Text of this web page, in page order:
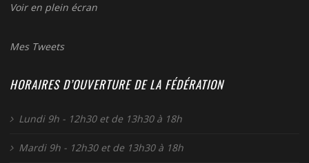
Voir en plein écran
Mes Tweets
HORAIRES D’OUVERTURE DE LA FÉDÉRATION
Lundi 9h - 12h30 et de 13h30 à 18h
Mardi 9h - 12h30 et de 13h30 à 18h